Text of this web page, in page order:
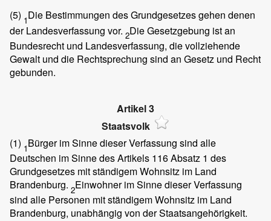
(5) 1Die Bestimmungen des Grundgesetzes gehen denen
der Landesverfassung vor. 2Die Gesetzgebung ist an
Bundesrecht und Landesverfassung, die vollziehende
Gewalt und die Rechtsprechung sind an Gesetz und Recht
gebunden.
Artikel 3
Staatsvolk
(1) 1Bürger im Sinne dieser Verfassung sind alle
Deutschen im Sinne des Artikels 116 Absatz 1 des
Grundgesetzes mit ständigem Wohnsitz im Land
Brandenburg. 2Einwohner im Sinne dieser Verfassung
sind alle Personen mit ständigem Wohnsitz im Land
Brandenburg, unabhängig von der Staatsangehörigkeit.